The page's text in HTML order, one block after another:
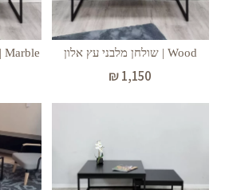
Wood | שולחן מלבני עץ אלון
₪1,150
Marble | שולחן בגימור בדמוי שיש